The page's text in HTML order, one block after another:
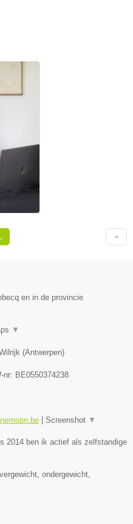
en in de provincie
▼
(Antwerpen)
nr: BE0550374238
Screenshot ▼
2014 ben ik actief als zelfstandige
ondergewicht,